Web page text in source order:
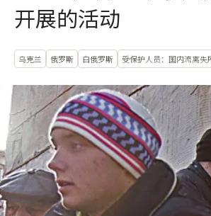
开展的活动
乌克兰 俄罗斯 白俄罗斯 受保护人员：国内流离失